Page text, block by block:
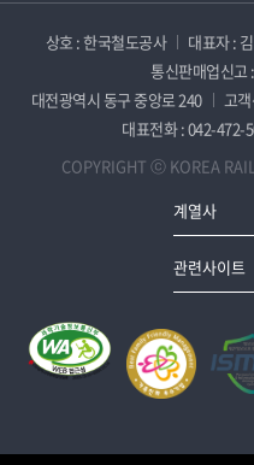
상호 : 한국철도공사 대표자 :
통신판매업신고
대전광역시 동구 중앙로 240
고
대표전화 : 042-472-
COPYRIGHT ⓒ KOREA
계열사
관련사이트